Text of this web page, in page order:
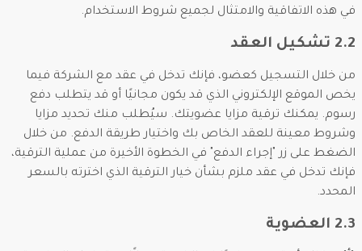
في هذه الاتفاقية والامتثال لجميع شروط الاستخدام.
2.2 تشكيل العقد
من خلال التسجيل كعضو، فإنك تدخل في عقد مع الشركة فيما
يخص الموقع الإلكتروني الذي قد يكون مجانيًا أو قد يتطلب دفع
رسوم. يمكنك ترقية مزايا عضويتك. سيُطلب منك تحديد مزايا
وشروط معينة للعقد الخاص بك واختيار طريقة الدفع. من خلال
الضغط على زر "إجراء الدفع" في الخطوة الأخيرة من عملية الترقية،
فإنك تدخل في عقد ملزم بشأن خيار الترقية الذي اخترته بالسعر
المحدد.
2.3 العضوية